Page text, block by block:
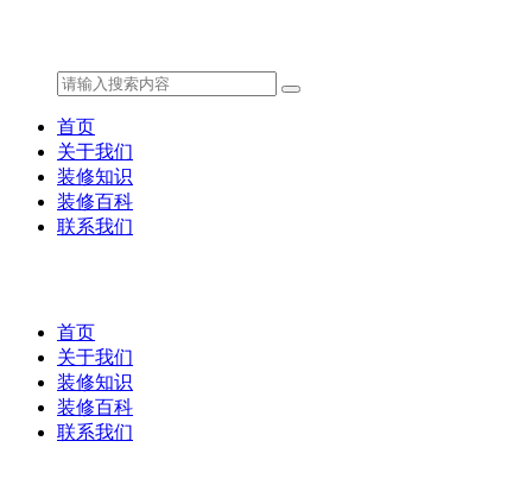
首页
关于我们
装修知识
装修百科
联系我们
首页
关于我们
装修知识
装修百科
联系我们